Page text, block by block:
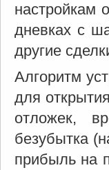
настройкам
дневках с
другие
Алгоритм
для
отложек,
безубытка
прибыль на